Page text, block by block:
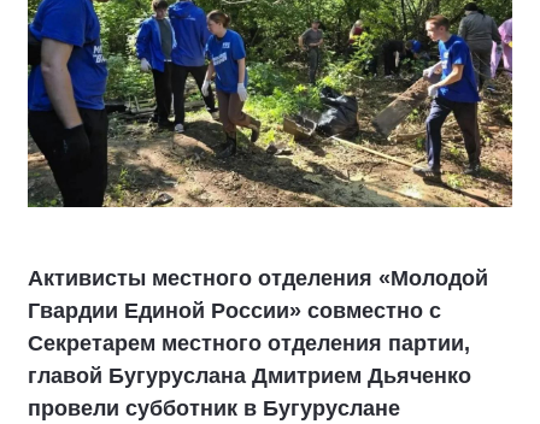
Активисты местного отделения «Молодой
Гвардии Единой России» совместно с
Секретарем местного отделения партии,
главой Бугуруслана Дмитрием Дьяченко
провели субботник в Бугуруслане